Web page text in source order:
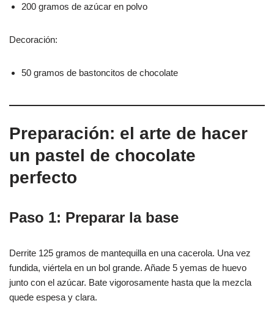
200 gramos de azúcar en polvo
Decoración:
50 gramos de bastoncitos de chocolate
Preparación: el arte de hacer
un pastel de chocolate
perfecto
Paso 1: Preparar la base
Derrite 125 gramos de mantequilla en una cacerola. Una vez
fundida, viértela en un bol grande. Añade 5 yemas de huevo
junto con el azúcar. Bate vigorosamente hasta que la mezcla
quede espesa y clara.